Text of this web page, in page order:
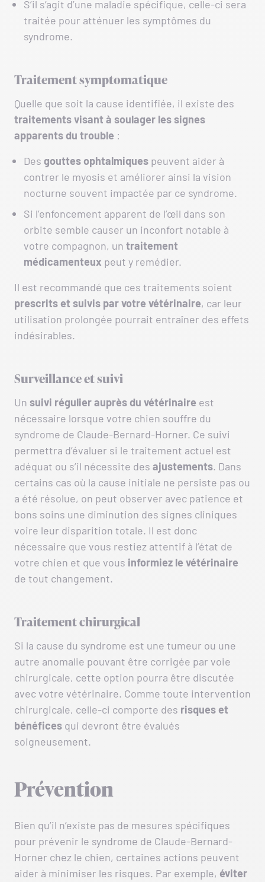
S’il s’agit d’une maladie spécifique, celle-ci sera
traitée pour atténuer les symptômes du
syndrome.
Traitement symptomatique
Quelle que soit la cause identifiée, il existe des
traitements visant à soulager les signes
apparents du trouble :
Des gouttes ophtalmiques peuvent aider à
contrer le myosis et améliorer ainsi la vision
nocturne souvent impactée par ce syndrome.
Si l’enfoncement apparent de l’œil dans son
orbite semble causer un inconfort notable à
votre compagnon, un traitement
médicamenteux peut y remédier.
Il est recommandé que ces traitements soient
prescrits et suivis par votre vétérinaire, car leur
utilisation prolongée pourrait entraîner des effets
indésirables.
Surveillance et suivi
Un suivi régulier auprès du vétérinaire est
nécessaire lorsque votre chien souffre du
syndrome de Claude-Bernard-Horner. Ce suivi
permettra d’évaluer si le traitement actuel est
adéquat ou s’il nécessite des ajustements. Dans
certains cas où la cause initiale ne persiste pas ou
a été résolue, on peut observer avec patience et
bons soins une diminution des signes cliniques
voire leur disparition totale. Il est donc
nécessaire que vous restiez attentif à l’état de
votre chien et que vous informiez le vétérinaire
de tout changement.
Traitement chirurgical
Si la cause du syndrome est une tumeur ou une
autre anomalie pouvant être corrigée par voie
chirurgicale, cette option pourra être discutée
avec votre vétérinaire. Comme toute intervention
chirurgicale, celle-ci comporte des risques et
bénéfices qui devront être évalués
soigneusement.
Prévention
Bien qu’il n’existe pas de mesures spécifiques
pour prévenir le syndrome de Claude-Bernard-
Horner chez le chien, certaines actions peuvent
aider à minimiser les risques. Par exemple, éviter